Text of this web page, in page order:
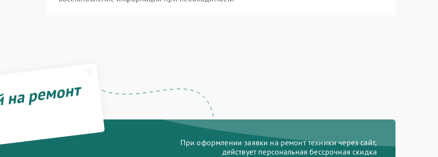
ремонт
При оформлении заявки на ремонт техники через сайт,
действует персональная бессрочная скидка